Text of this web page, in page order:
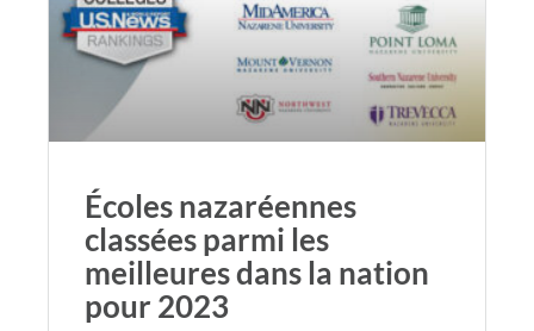
Écoles nazaréennes
classées parmi les
meilleures dans la nation
pour 2023